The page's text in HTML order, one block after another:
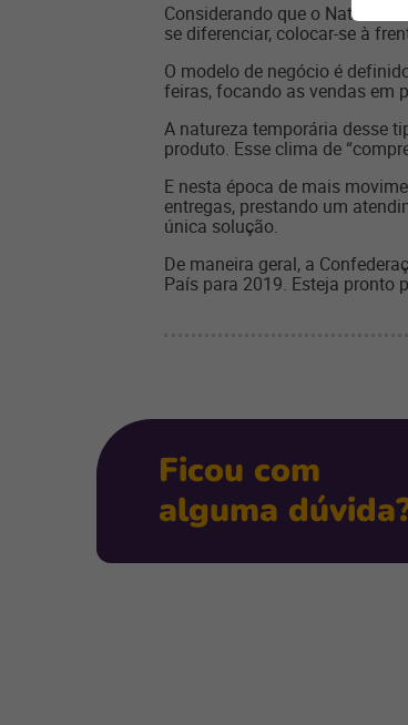
Considerando que o Natal
se diferenciar, colocar-se à
O modelo de negócio é
feiras, focando as vendas em
A natureza temporária desse
produto. Esse clima de
E nesta época de mais
entregas, prestando um
única solução.
De maneira geral, a
País para 2019. Esteja pronto
Ficou com
alguma